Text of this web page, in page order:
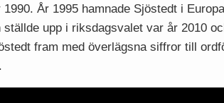
År 1995 hamnade Sjöstedt i
ställde upp i riksdagsvalet var år 2010
fram med överlägsna siffror till